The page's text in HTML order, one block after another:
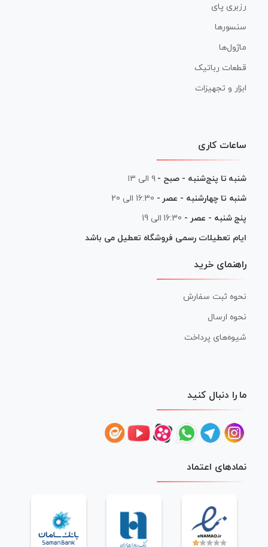
رزبری پای
سنسورها
ماژول‌ها
قطعات رباتیک
ابزار و تجهیزات
ساعات کاری
شنبه تا پنج‌شنبه - صبح - ۹ الی ۱۳
شنبه تا چهارشنبه - عصر - 16:30 الی 20
پنج شنبه - عصر - 16:30 الی 19
ایام تعطیلات رسمی فروشگاه تعطیل می باشد
راهنمای خرید
نحوه ثبت سفارش
نحوه ارسال
شیوه‌های پرداخت
ما را دنبال کنید
نمادهای اعتماد